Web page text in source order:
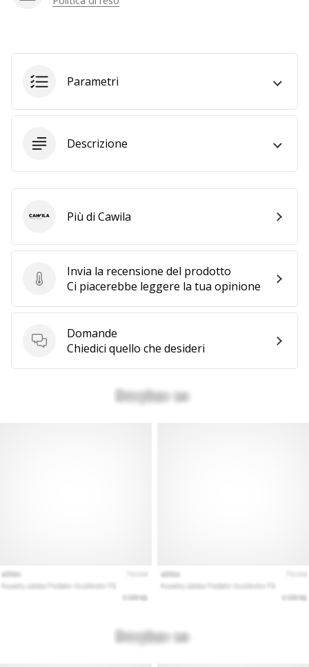
Mostra
tutti gli
articoli
Parametri
Descrizione
Invia la recensione del prodotto
Invia la recensione del prodotto
Ci piacerebbe leggere la tua opinione
Domande
Domande
Chiedici quello che desideri
CawilaPiù di Cawila